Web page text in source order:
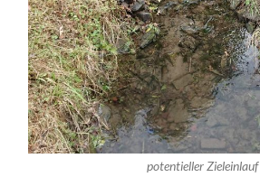
potentieller Zieleinlauf